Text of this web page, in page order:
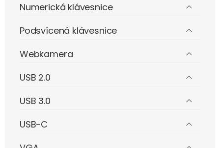
Numerická klávesnice
Podsvícená klávesnice
Webkamera
USB 2.0
USB 3.0
USB-C